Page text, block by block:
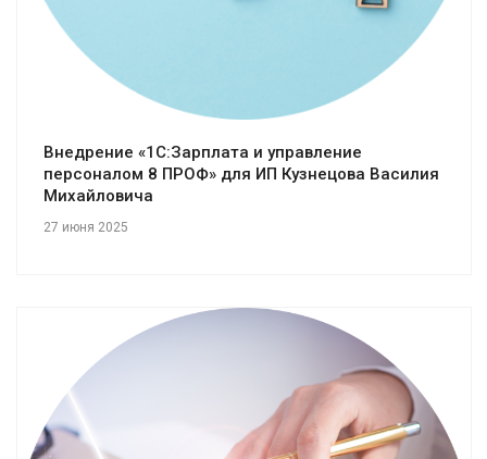
Внедрение «1С:Зарплата и управление
персоналом 8 ПРОФ» для ИП Кузнецова Василия
Михайловича
27 июня 2025